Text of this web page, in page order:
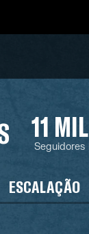
11 MIL
Seguidores
ESCALAÇÃO